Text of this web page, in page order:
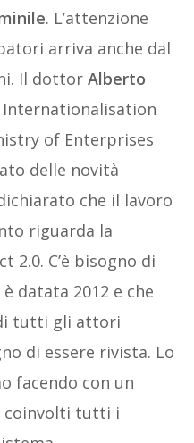
. L’attenzione
arriva anche dal
Il dottorAlberto
Internationalisation
of Enterprises
delle novità
che il lavoro
riguarda la
2.0. C’è bisogno di
datata 2012 e che
tutti gli attori
di essere rivista. Lo
facendo con un
coinvolti tutti i